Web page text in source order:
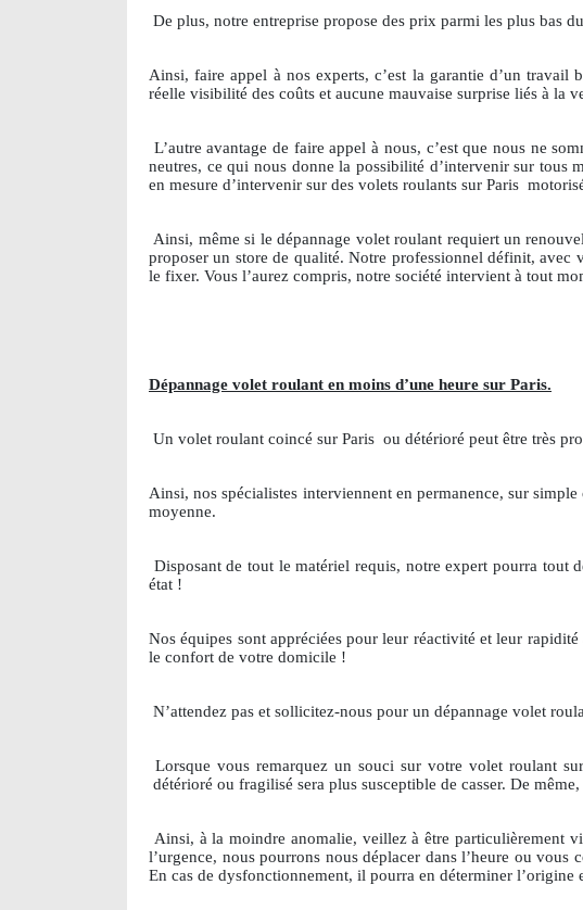
De plus, notre entreprise propose des prix parmi les plus bas
Ainsi, faire appel à nos experts, c’est la garantie d’un
réelle visibilité des coûts et aucune mauvaise surprise liés à la
L’autre avantage de faire appel à nous, c’est que nous ne
neutres, ce qui nous donne la possibilité d’intervenir sur tous
en mesure d’intervenir sur des volets roulants sur Paris
Ainsi, même si le dépannage volet roulant requiert un
proposer un store de qualité. Notre professionnel définit, avec
le fixer. Vous l’aurez compris, notre société intervient à tout
Dépannage volet roulant en moins d’une heure sur Paris.
Un volet roulant coincé sur Paris ou détérioré peut être très
Ainsi, nos spécialistes interviennent en permanence, sur
moyenne.
Disposant de tout le matériel requis, notre expert pourra tout
état !
Nos équipes sont appréciées pour leur réactivité et leur
le confort de votre domicile !
N’attendez pas et sollicitez-nous pour un dépannage volet
Lorsque vous remarquez un souci sur votre volet roulant
détérioré ou fragilisé sera plus susceptible de casser. De
Ainsi, à la moindre anomalie, veillez à être particulièrement
l’urgence, nous pourrons nous déplacer dans l’heure ou
En cas de dysfonctionnement, il pourra en déterminer l’origine